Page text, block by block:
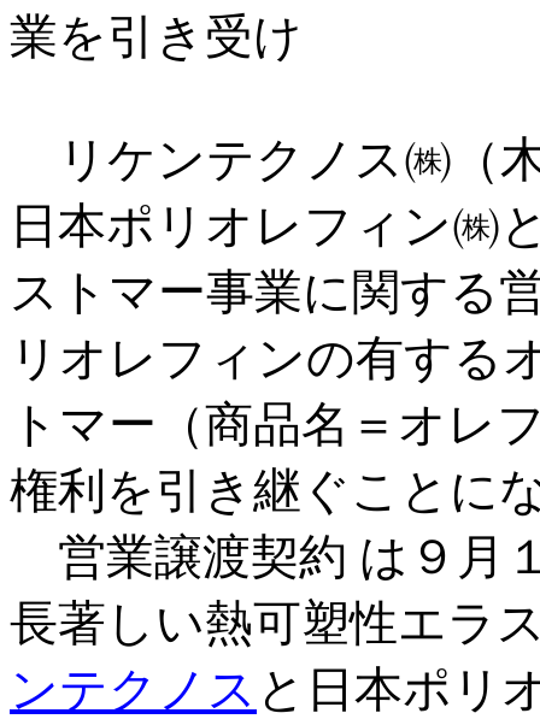
業を引き受け
リケンテクノス㈱（
日本ポリオレフィン㈱
ストマー事業に関する
リオレフィンの有する
トマー（商品名＝オレ
権利を引き継ぐことに
営業譲渡契約 は９月
長著しい熱可塑性エラ
ンテクノス と日本ポリ